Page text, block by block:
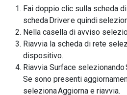
Fai doppio clic sulla scheda
scheda Driver e quindi
Nella casella di avviso
Riavvia la scheda di rete
dispositivo.
Riavvia Surface selezionando
Se sono presenti
seleziona Aggiorna e riavvia.